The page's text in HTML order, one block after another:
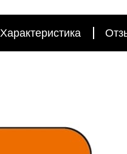
Характеристика